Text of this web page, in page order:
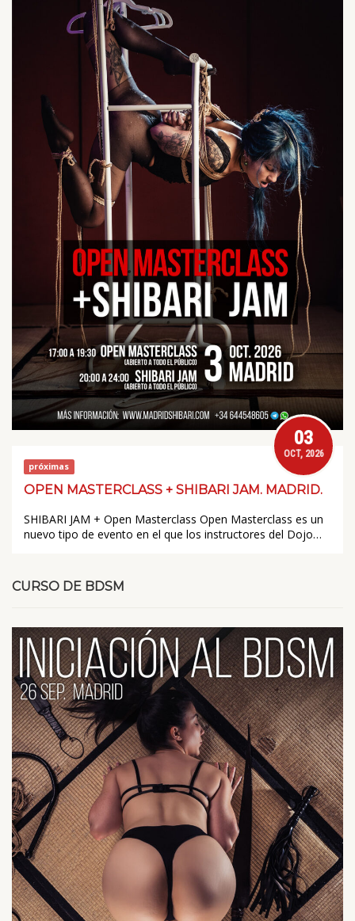
próximas
03
OCT, 2026
OPEN MASTERCLASS + SHIBARI JAM. MADRID.
SHIBARI JAM + Open Masterclass Open Masterclass es un
nuevo tipo de evento en el que los instructores del Dojo…
CURSO DE BDSM